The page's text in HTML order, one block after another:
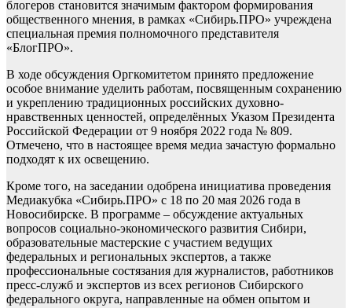
блогеров становится значимым фактором формирования
общественного мнения, в рамках «Сибирь.ПРО» учреждена
специальная премия полномочного представителя
«БлогПРО».
В ходе обсуждения Оргкомитетом принято предложение
особое внимание уделить работам, посвященным сохранению
и укреплению традиционных российских духовно-
нравственных ценностей, определённых Указом Президента
Российской Федерации от 9 ноября 2022 года № 809.
Отмечено, что в настоящее время медиа зачастую формально
подходят к их освещению.
Кроме того, на заседании одобрена инициатива проведения
Медиакубка «Сибирь.ПРО» с 18 по 20 мая 2026 года в
Новосибирске. В программе – обсуждение актуальных
вопросов социально-экономического развития Сибири,
образовательные мастерские с участием ведущих
федеральных и региональных экспертов, а также
профессиональные состязания для журналистов, работников
пресс-служб и экспертов из всех регионов Сибирского
федерального округа, направленные на обмен опытом и